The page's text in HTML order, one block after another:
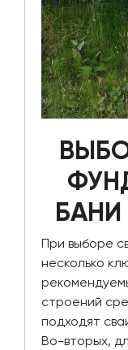
При выборе
несколько
строений
подходят
Во-вторых,